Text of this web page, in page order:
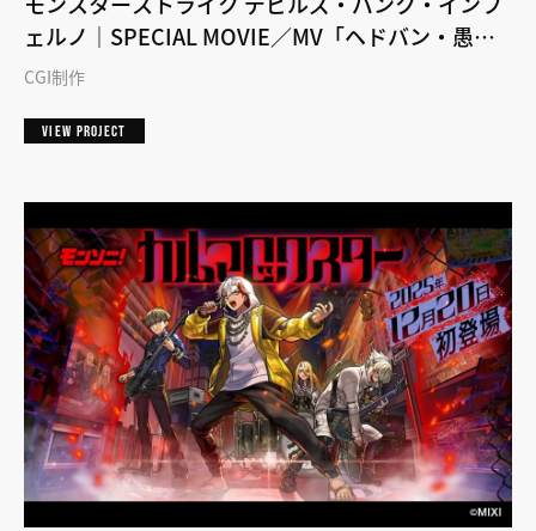
ェルノ｜SPECIAL MOVIE／MV「ヘドバン・愚
民・ダンシング」
CGI制作
VIEW PROJECT